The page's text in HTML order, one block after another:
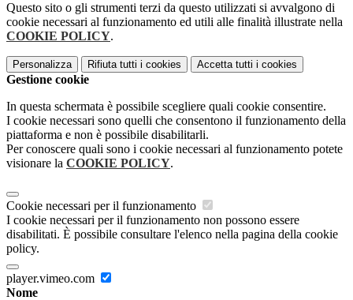
Questo sito o gli strumenti terzi da questo utilizzati si avvalgono di
cookie necessari al funzionamento ed utili alle finalità illustrate nella
COOKIE POLICY.
Personalizza Rifiuta tutti i cookies Accetta tutti i cookies
Gestione cookie
In questa schermata è possibile scegliere quali cookie consentire.
I cookie necessari sono quelli che consentono il funzionamento della
piattaforma e non è possibile disabilitarli.
Per conoscere quali sono i cookie necessari al funzionamento potete
visionare la COOKIE POLICY.
Cookie necessari per il funzionamento
I cookie necessari per il funzionamento non possono essere
disabilitati. È possibile consultare l'elenco nella pagina della cookie
policy.
player.vimeo.com
Nome